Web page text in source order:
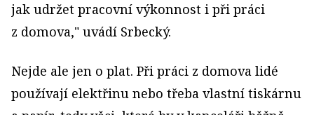
jak udržet pracovní výkonnost i při práci
z domova," uvádí Srbecký.
Nejde ale jen o plat. Při práci z domova lidé
používají elektřinu nebo třeba vlastní tiskárnu